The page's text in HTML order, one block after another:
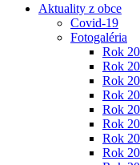
Aktuality z obce
Covid-19
Fotogaléria
Rok
Rok
Rok
Rok
Rok
Rok
Rok
Rok